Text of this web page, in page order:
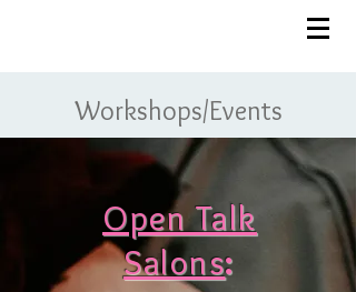
Workshops/Events
Open Talk
Salons: